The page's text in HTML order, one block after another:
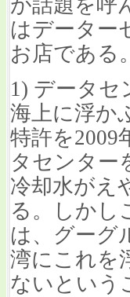
が話題を呼
はデーター
お店である。
1) データセ
海上に浮か
特許を2009
タセンター
冷却水がえ
る。しかし
は、グーグ
湾にこれを
ないという